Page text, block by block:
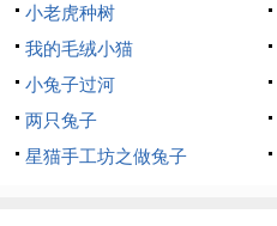
小老虎种树
我的毛绒小猫
小兔子过河
两只兔子
星猫手工坊之做兔子